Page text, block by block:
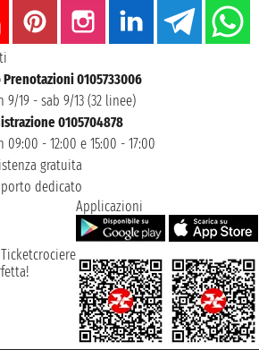
0105733006
9/19 - sab 9/13 (32 linee)
0105704878
09:00 - 12:00 e 15:00 - 17:00
gratuita
dedicato
Applicazioni